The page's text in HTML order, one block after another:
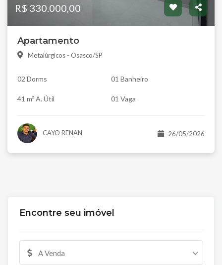
Encontre seu imóvel
A Venda
R$ 330.000,00
Apartamento
Metalúrgicos - Osasco/SP
02 Dorms 01 Banheiro
41 m² A. Útil 01 Vaga
CAYO RENAN 26/05/2026